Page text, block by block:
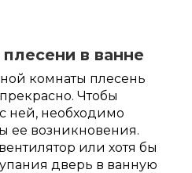
плесени в ванне
комнаты плесень
Чтобы
ней, необходимо
ее возникновения.
или хотя бы
дверь в ванную